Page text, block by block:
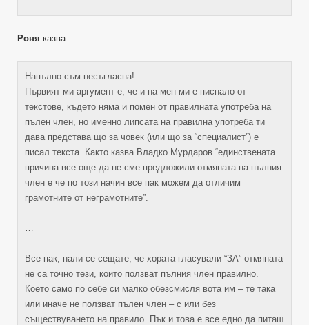
Роня казва:
Напълно съм несъгласна!
Първият ми аргумент е, че и на мен ми е писнало от
текстове, където няма и помен от правилната употреба на
пълен член, но именно липсата на правилна употреба ти
дава представа що за човек (или що за “специалист”) е
писал текста. Както казва Владко Мурдаров “единствената
причина все още да не сме предложили отмяната на пълния
член е че по този начин все пак можем да отличим
грамотните от неграмотните”.
Все пак, нали се сещате, че хората гласували “ЗА” отмяната
не са точно тези, които ползват пълния член правилно.
Което само по себе си малко обезсмисля вота им – те така
или иначе не ползват пълен член – с или без
съществуването на правило. Пък и това е все едно да питаш